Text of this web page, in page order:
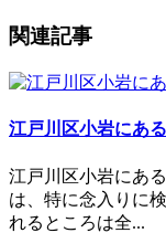
関連記事
江戸川区小岩にあ
江戸川区小岩にあ
は、特に念入りに
れるところは全...